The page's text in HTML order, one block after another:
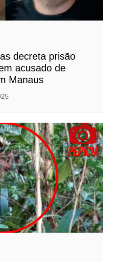
decreta prisão
acusado de
Manaus